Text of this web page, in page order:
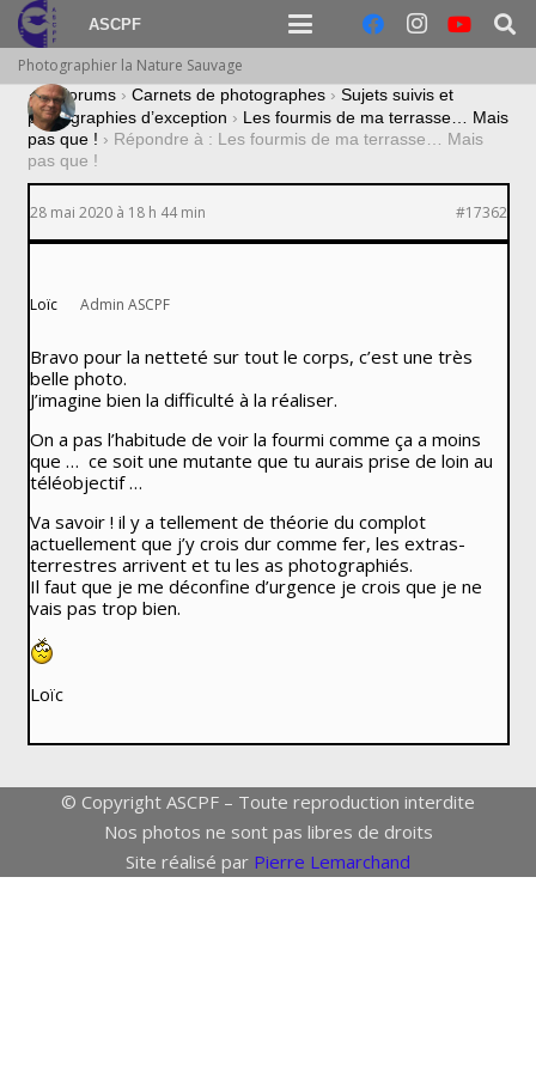
ASCPF
Photographier la Nature Sauvage
› Forums › Carnets de photographes › Sujets suivis et
photographies d’exception › Les fourmis de ma terrasse… Mais
pas que ! › Répondre à : Les fourmis de ma terrasse… Mais
pas que !
28 mai 2020 à 18 h 44 min #17362
Loïc Admin ASCPF
Bravo pour la netteté sur tout le corps, c’est une très
belle photo.
J’imagine bien la difficulté à la réaliser.
On a pas l’habitude de voir la fourmi comme ça a moins
que … ce soit une mutante que tu aurais prise de loin au
téléobjectif …
Va savoir ! il y a tellement de théorie du complot
actuellement que j’y crois dur comme fer, les extras-
terrestres arrivent et tu les as photographiés.
Il faut que je me déconfine d’urgence je crois que je ne
vais pas trop bien.
Loïc
© Copyright ASCPF – Toute reproduction interdite
Nos photos ne sont pas libres de droits
Site réalisé par Pierre Lemarchand